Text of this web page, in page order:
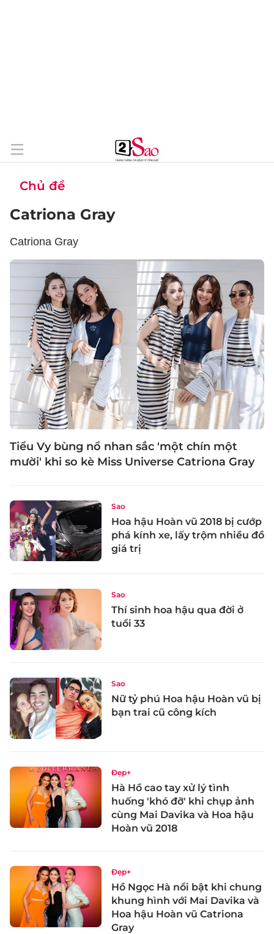
Chủ đề
Catriona Gray
Catriona Gray
Tiểu Vy bùng nổ nhan sắc 'một chín một
mười' khi so kè Miss Universe Catriona Gray
Sao
Hoa hậu Hoàn vũ 2018 bị cướp
phá kính xe, lấy trộm nhiều đồ
giá trị
Sao
Thí sinh hoa hậu qua đời ở
tuổi 33
Sao
Nữ tỷ phú Hoa hậu Hoàn vũ bị
bạn trai cũ công kích
Đẹp+
Hà Hồ cao tay xử lý tình
huống 'khó đỡ' khi chụp ảnh
cùng Mai Davika và Hoa hậu
Hoàn vũ 2018
Đẹp+
Hồ Ngọc Hà nổi bật khi chung
khung hình với Mai Davika và
Hoa hậu Hoàn vũ Catriona
Gray